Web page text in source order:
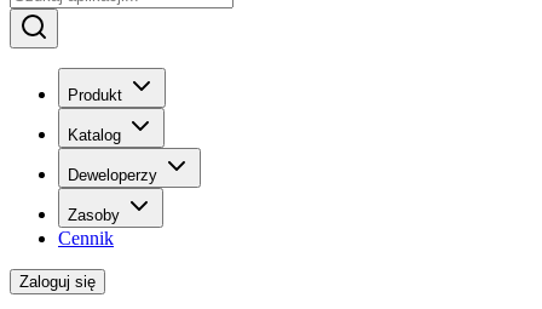
Produkt
Katalog
Deweloperzy
Zasoby
Cennik
Zaloguj się